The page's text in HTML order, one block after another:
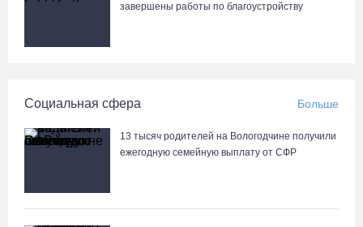
завершены работы по благоустройству
Социальная сфера Больше
13 тысяч родителей на Вологодчине получили
ежегодную семейную выплату от СФР